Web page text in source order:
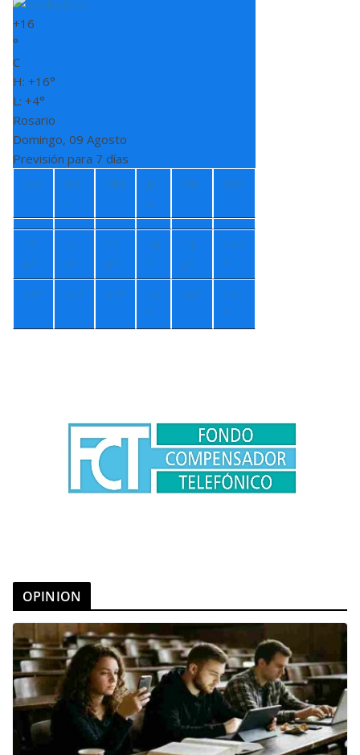
+16
°
C
H: +16°
L: +4°
Rosario
Domingo, 09 Agosto
Previsión para 7 días
Lun
Ma
r
Mié
Ju
e
Vie Sáb
+1
6°
+1
4°
+1
0°
+8
°
+1
2°
+17
°
+1° +1° +7° +7
°
+8° +11
°
OPINION